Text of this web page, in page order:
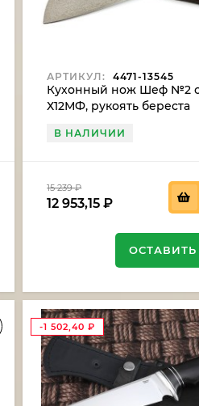
АРТИКУЛ: 4471-13545
Кухонный нож Шеф №2
Х12МФ, рукоять береста
В НАЛИЧИИ
15 239₽
12 953,15₽
ОСТАВИТЬ
-1 502,40₽